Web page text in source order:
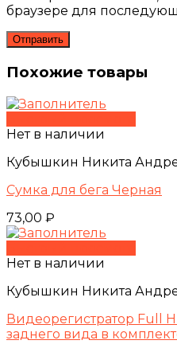
браузере для
Похожие товары
Нет в наличии
Кубышкин Никита
Сумка для бега Черная
73,00 ₽
Нет в наличии
Кубышкин Никита
Видеорегистратор Full
заднего вида в